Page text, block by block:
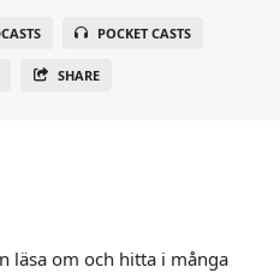
POCKET CASTS
SHARE
läsa om och hitta i många